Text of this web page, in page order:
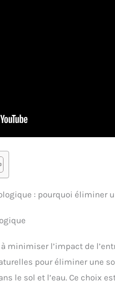
: pourquoi éliminer
minimiser l’impact de
pour éliminer une
le sol et l’eau. Ce choix